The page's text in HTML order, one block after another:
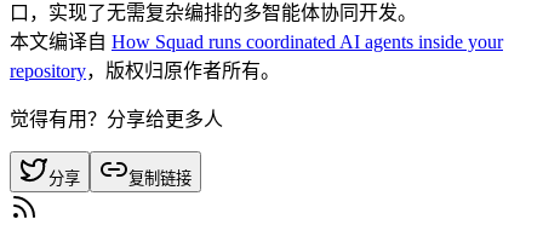
口，实现了无需复杂编排的多智能体协同开发。
本文编译自 How Squad runs coordinated AI agents inside your
repository，版权归原作者所有。
觉得有用？分享给更多人
分享 复制链接